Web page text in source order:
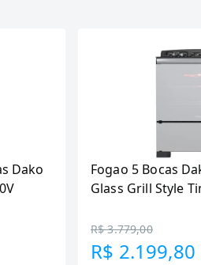
Dako
Fogao 5 Bocas
Glass Grill Style
R$ 3.779,00
R$ 2.199,80